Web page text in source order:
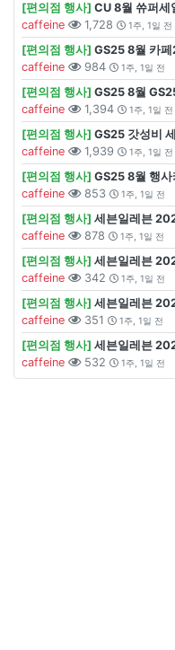
[편의점 행사] CU 8월 쓔퍼세
caffeine
1,728 1주, 1일 전
[편의점 행사] GS25 8월 카
caffeine
984 1주, 1일 전
[편의점 행사] GS25 8월
caffeine
1,394 1주, 1일 전
[편의점 행사] GS25 갓성비
caffeine
1,939 1주, 1일 전
[편의점 행사] GS25 8월 행
caffeine
853 1주, 1일 전
[편의점 행사] 세븐일레븐
caffeine
878 1주, 1일 전
[편의점 행사] 세븐일레븐
caffeine
342 1주, 1일 전
[편의점 행사] 세븐일레븐
caffeine
351 1주, 1일 전
[편의점 행사] 세븐일레븐
caffeine
532 1주, 1일 전